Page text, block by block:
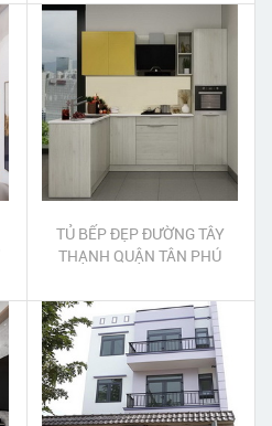
TỦ BẾP ĐẸP ĐƯỜNG TÂY
THẠNH QUẬN TÂN PHÚ